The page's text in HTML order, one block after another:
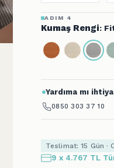
ADIM 4
Kumaş Rengi:
Yardıma mı
0850 303 37 10
Teslimat: 15 Gün ·
9 x 4.767 TL